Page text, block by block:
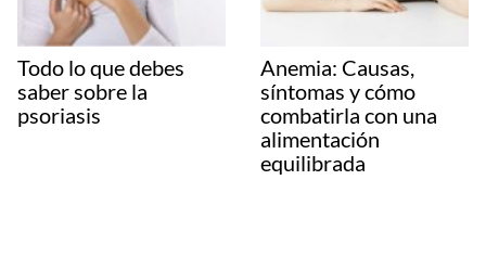
Todo lo que debes
saber sobre la
psoriasis
Anemia: Causas,
síntomas y cómo
combatirla con una
alimentación
equilibrada